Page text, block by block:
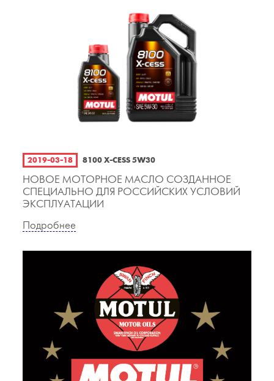
2019-03-18 8100 X-CESS 5W30
НОВОЕ МОТОРНОЕ МАСЛО СОЗДАННОЕ
СПЕЦИАЛЬНО ДЛЯ РОССИЙСКИХ УСЛОВИЙ
ЭКСПЛУАТАЦИИ
Подробнее